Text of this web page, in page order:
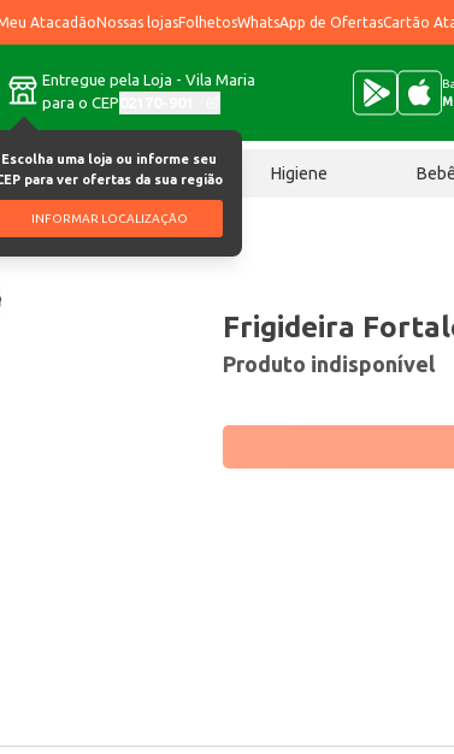
AtacadãoNossas lojasFolhetosWhatsApp de OfertasCartão
Entregue pela Loja - Vila Maria
para o CEP
Escolha uma loja ou informe seu
para ver ofertas da sua região
INFORMAR LOCALIZAÇÃO
Chocolates Higiene
un
Frigideira
Produto indisponível